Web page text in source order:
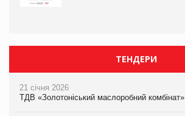
ТЕНДЕРИ
21 січня 2026
ТДВ «Золотоніський маслоробний комбінат»